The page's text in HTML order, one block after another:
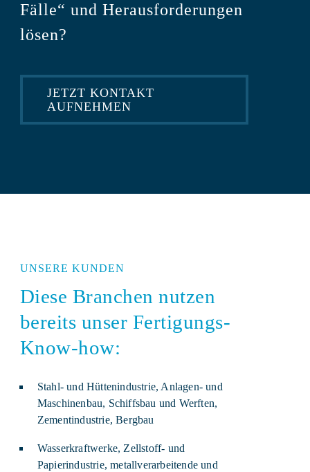
Fälle“ und Herausforderungen
lösen?
JETZT KONTAKT
AUFNEHMEN
UNSERE KUNDEN
Diese Branchen nutzen
bereits unser Fertigungs-
Know-how:
Stahl- und Hüttenindustrie, Anlagen- und
Maschinenbau, Schiffsbau und Werften,
Zementindustrie, Bergbau
Wasserkraftwerke, Zellstoff- und
Papierindustrie, metallverarbeitende und